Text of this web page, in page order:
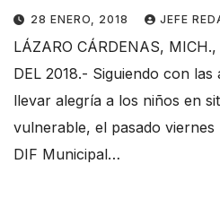
colonia Miguel
28 ENERO, 2018 JEFE
LÁZARO CÁRDENAS, MICH.,
DEL 2018.- Siguiendo con las
llevar alegría a los niños en
vulnerable, el pasado
DIF Municipal…